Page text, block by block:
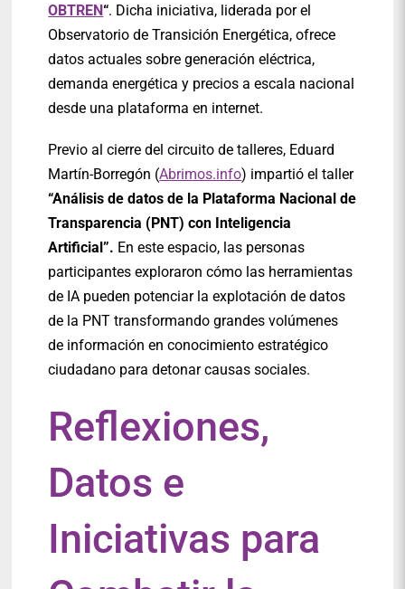
OBTREN“. Dicha iniciativa, liderada por el
Observatorio de Transición Energética, ofrece
datos actuales sobre generación eléctrica,
demanda energética y precios a escala nacional
desde una plataforma en internet.
Previo al cierre del circuito de talleres, Eduard
Martín-Borregón (Abrimos.info) impartió el taller
“Análisis de datos de la Plataforma Nacional de
Transparencia (PNT) con Inteligencia
Artificial”. En este espacio, las personas
participantes exploraron cómo las herramientas
de IA pueden potenciar la explotación de datos
de la PNT transformando grandes volúmenes
de información en conocimiento estratégico
ciudadano para detonar causas sociales.
Reflexiones,
Datos e
Iniciativas para